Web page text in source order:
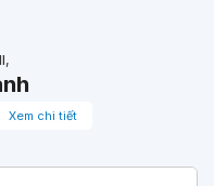
Xem chi tiết